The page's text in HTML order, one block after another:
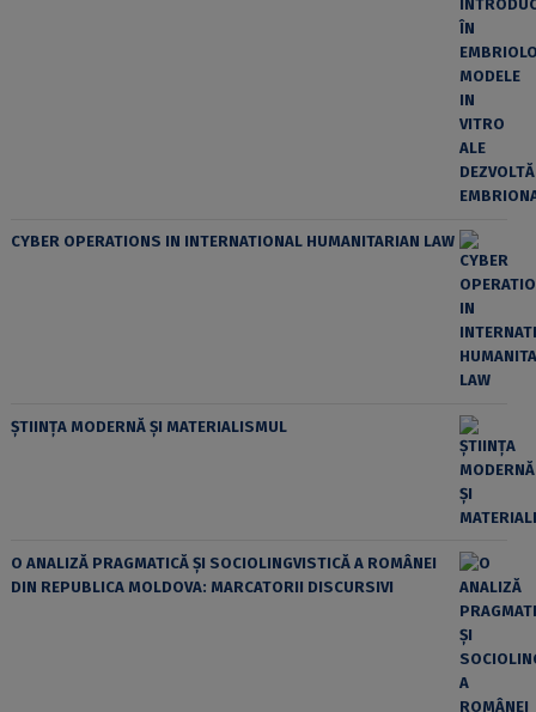
CYBER OPERATIONS IN INTERNATIONAL HUMANITARIAN LAW
ȘTIINȚA MODERNĂ ȘI MATERIALISMUL
O ANALIZĂ PRAGMATICĂ ȘI SOCIOLINGVISTICĂ A ROMÂNEI
DIN REPUBLICA MOLDOVA: MARCATORII DISCURSIVI